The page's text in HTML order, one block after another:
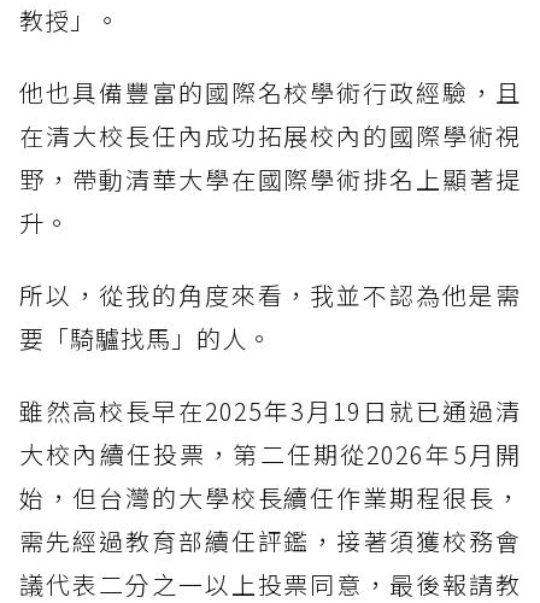
教授」。
他也具備豐富的國際名校學術行政經驗，且
在清大校長任內成功拓展校內的國際學術視
野，帶動清華大學在國際學術排名上顯著提
升。
所以，從我的角度來看，我並不認為他是需
要「騎驢找馬」的人。
雖然高校長早在2025年3月19日就已通過清
大校內續任投票，第二任期從2026年5月開
始，但台灣的大學校長續任作業期程很長，
需先經過教育部續任評鑑，接著須獲校務會
議代表二分之一以上投票同意，最後報請教